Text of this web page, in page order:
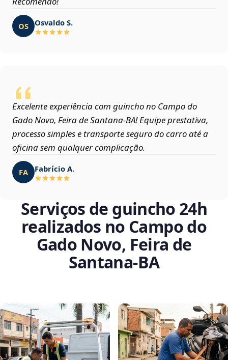
OS Osvaldo S.
Excelente experiência com guincho no Campo do
Gado Novo, Feira de Santana‑BA! Equipe prestativa,
processo simples e transporte seguro do carro até a
oficina sem qualquer complicação.
FA Fabrício A.
Serviços de guincho 24h
realizados no Campo do
Gado Novo, Feira de
Santana‑BA